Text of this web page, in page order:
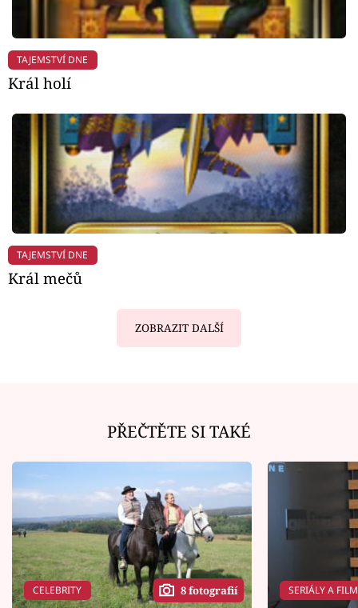
TAJEMSTVÍ DNE
Král holí
TAJEMSTVÍ DNE
Král mečů
ZOBRAZIT DALŠÍ
PŘEČTĚTE SI TAKÉ
CELEBRITY 8 fotografií SERIÁLY A